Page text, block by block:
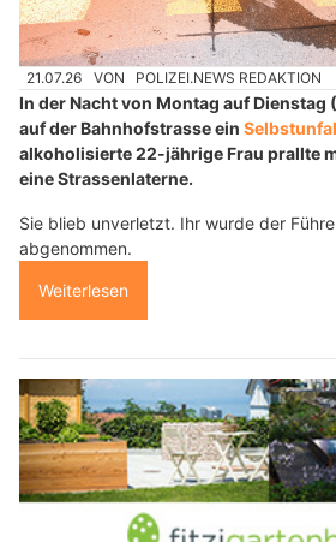
21.07.26 VON POLIZEI.NEWS REDAKTION
In der Nacht von Montag auf Dienstag
auf der Bahnhofstrasse ein
alkoholisierte 22-jährige Frau prallte
eine Strassenlaterne.
Sie blieb unverletzt. Ihr wurde der
abgenommen.
Weiterlesen